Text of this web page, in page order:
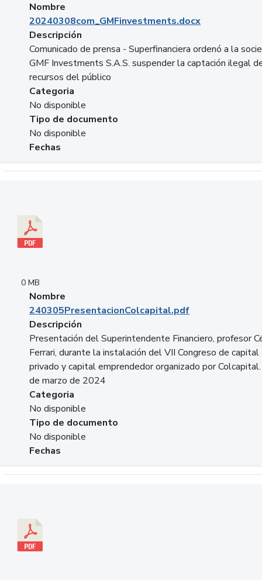
Nombre
20240308com_GMFinvestments.docx
Descripción
Comunicado de prensa - Superfinanciera ordenó a la
GMF Investments S.A.S. suspender la captación ilegal
recursos del público
Categoria
No disponible
Tipo de documento
No disponible
Fechas
0 MB
Nombre
240305PresentacionColcapital.pdf
Descripción
Presentación del Superintendente Financiero, profesor
Ferrari, durante la instalación del VII Congreso de capital
privado y capital emprendedor organizado por
de marzo de 2024
Categoria
No disponible
Tipo de documento
No disponible
Fechas